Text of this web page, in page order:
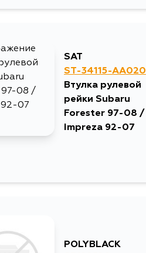
SAT
ST-34115-AA020
Втулка рулевой
рейки Subaru
Forester 97-08 /
Impreza 92-07
POLYBLACK